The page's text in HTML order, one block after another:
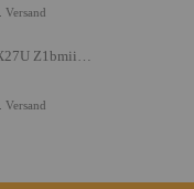
Versand
Acer Predator X27U Z1bmiiprx - X Series - OLED-Monitor - Gaming - 68.6 cm (27")
Versand